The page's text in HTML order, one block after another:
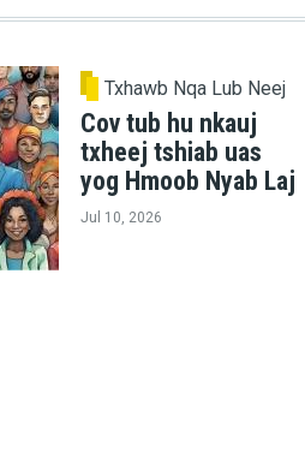
Txhawb Nqa Lub Neej
Cov tub hu nkauj
txheej tshiab uas
yog Hmoob Nyab Laj
Jul 10, 2026